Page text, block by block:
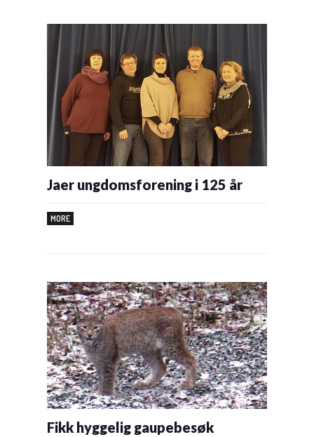
Jaer ungdomsforening i 125 år
MORE
Fikk hyggelig gaupebesøk